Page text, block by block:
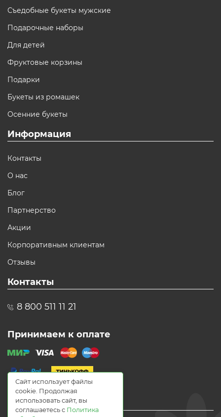
Съедобные букеты мужские
Подарочные наборы
Для детей
Фруктовые корзины
Подарки
Букеты из ромашек
Осенние букеты
Информация
Контакты
О нас
Блог
Партнерство
Акции
Корпоративным клиентам
Отзывы
Контакты
8 800 511 11 21
Принимаем к оплате
Сайт использует файлы
cookie. Продолжая
использовать сайт, вы
соглашаетесь с Политика